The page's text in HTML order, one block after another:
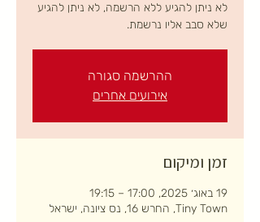
לא ניתן להגיע ללא הרשמה, לא ניתן להגיע
שלא סבב אליו נרשמת.
ההרשמה סגורה
אירועים אחרים
זמן ומיקום
19 באוג׳ 2025, 17:00 – 19:15
Tiny Town, החרש 16, נס ציונה, ישראל